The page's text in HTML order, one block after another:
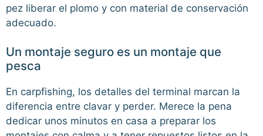
pez liberar el plomo y con material de conservación
adecuado.
Un montaje seguro es un montaje que
pesca
En carpfishing, los detalles del terminal marcan la
diferencia entre clavar y perder. Merece la pena
dedicar unos minutos en casa a preparar los